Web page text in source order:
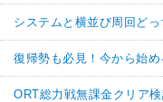
システムと横並び周回どっ
復帰勢も必見！今から始
ORT総力戦無課金クリア